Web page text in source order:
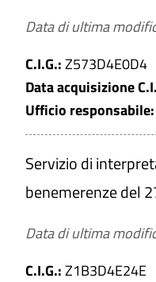
Data di ultima
C.I.G.:Z573D4E0D4
Data acquisizione
Ufficio responsabile:
Servizio di
benemerenze del
Data di ultima
C.I.G.:Z1B3D4E24E